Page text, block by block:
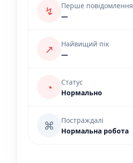
↯
Перше повідомлення
—
↗
Найвищий пік
—
◔
Статус
Нормально
⌘
Постраждалі
Нормальна робота